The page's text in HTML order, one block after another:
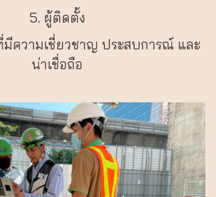
5. ผู้ติดตั้ง
ความเชี่ยวชาญ ประสบการณ์ และ
น่าเชื่อถือ